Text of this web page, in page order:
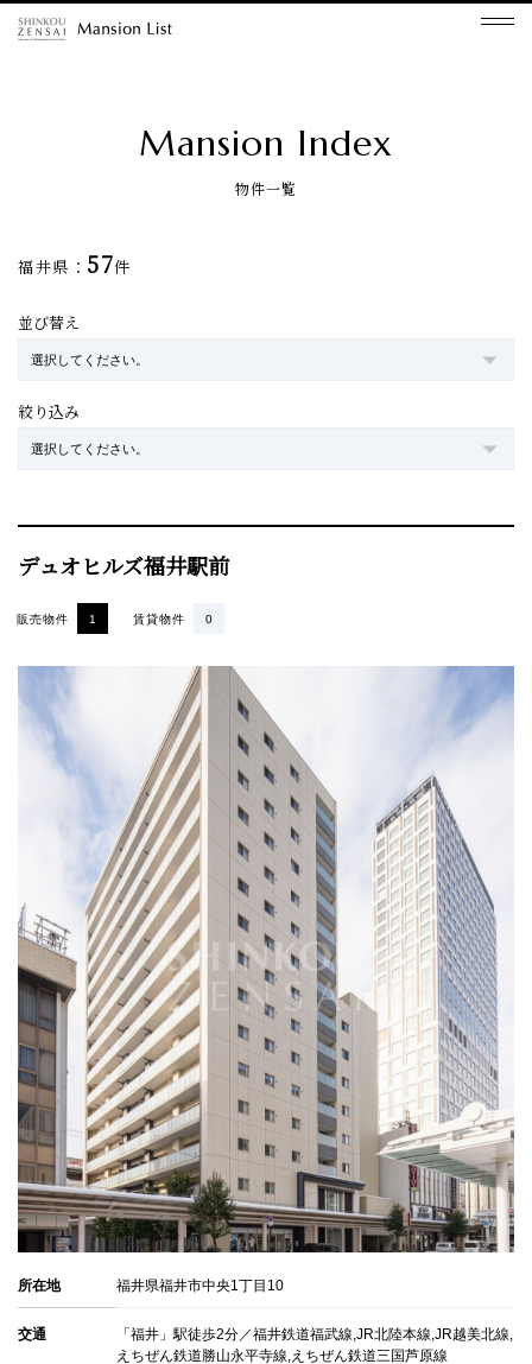
Mansion Index
物件一覧
福井県： 57件
並び替え
絞り込み
デュオヒルズ福井駅前
賃貸物件 0
販売物件 1
所在地 福井県福井市中央1丁目10
交通
「福井」駅徒歩2分／福井鉄道福武線,JR北陸本線,JR越美北線,
えちぜん鉄道勝山永平寺線,えちぜん鉄道三国芦原線